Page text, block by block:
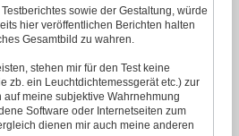
sowie der Gestaltung, würde
hier veröffentlichen Berichten halten
Gesamtbild zu wahren.
stehen mir für den Test keine
zb. ein Leuchtdichtemessgerät etc.) zur
auf meine subjektive Wahrnehmung
Software oder Internetseiten zum
dienen mir auch meine anderen